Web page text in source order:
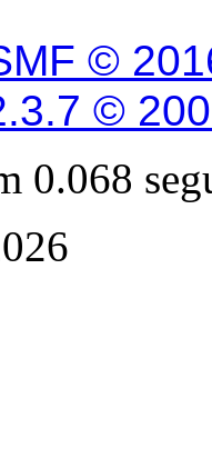
©
©
0.068